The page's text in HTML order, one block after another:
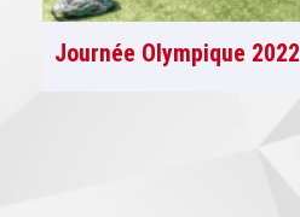
Journée Olympique 2022